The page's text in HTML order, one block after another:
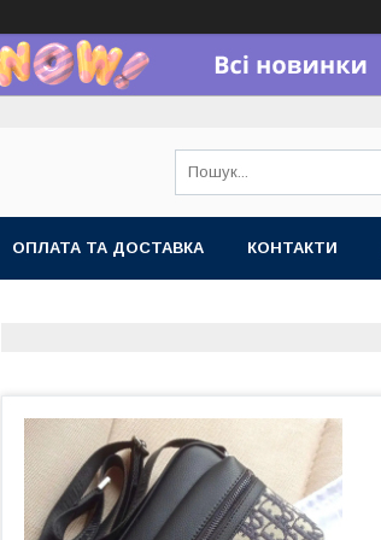
ОПЛАТА ТА ДОСТАВКА КОНТАКТИ